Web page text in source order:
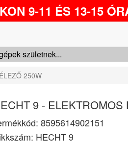
9-11 ÉS 13-15
születnek...
250W
9 -
8595614902151
HECHT 9